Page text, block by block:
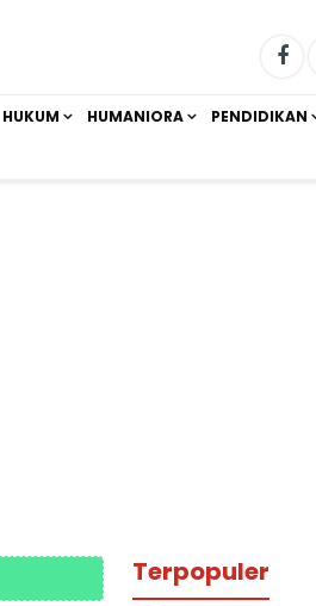
HUKUM HUMANIORA PENDIDIKAN
Terpopuler